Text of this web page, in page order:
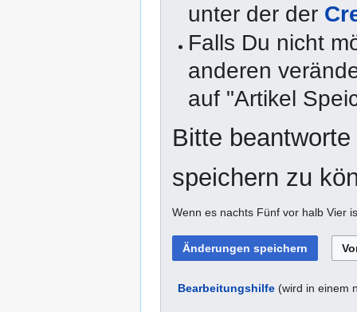
unter der der
Falls Du nicht
anderen
auf "Artikel
Bitte
speichern zu
Wenn es nachts Fünf vor halb Vier
Bearbeitungshilfe (wird in einem